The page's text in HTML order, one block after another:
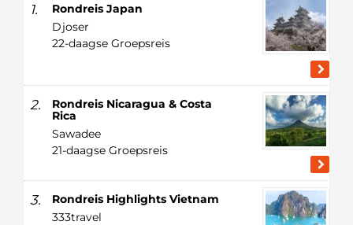
1.
Rondreis Japan
Djoser
22-daagse Groepsreis
2.
Rondreis Nicaragua & Costa
Rica
Sawadee
21-daagse Groepsreis
3.
Rondreis Highlights Vietnam
333travel